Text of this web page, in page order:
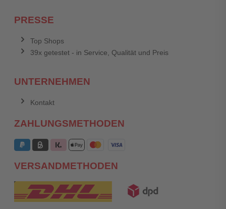
PRESSE
Top Shops
39x getestet - in Service, Qualität und Preis
UNTERNEHMEN
Kontakt
ZAHLUNGSMETHODEN
VERSANDMETHODEN